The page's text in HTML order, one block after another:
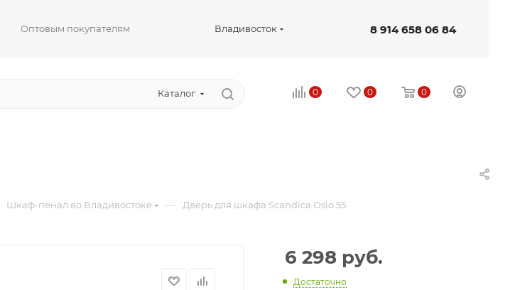
Оптовым покупателям Владивосток 8 914 658 06 84
Каталог 0 0 0
Шкаф-пенал во Владивостоке — Дверь для шкафа Scandica Oslo 55
6 298 руб.
Достаточно